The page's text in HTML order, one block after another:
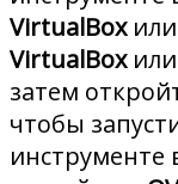
VirtualBoxили
VirtualBoxили
затем
чтобы
инструменте